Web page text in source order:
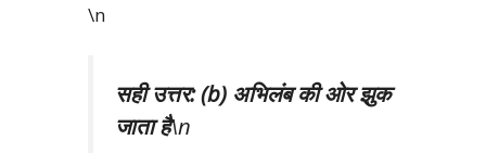
\n
सही उत्तर: (b) अभिलंब की ओर झुक
जाता है\n